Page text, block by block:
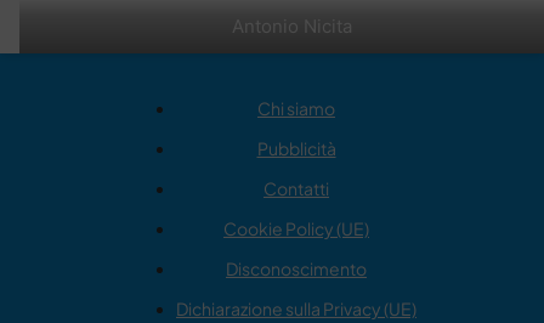
Antonio Nicita
Chi siamo
Pubblicità
Contatti
Cookie Policy (UE)
Disconoscimento
Dichiarazione sulla Privacy (UE)